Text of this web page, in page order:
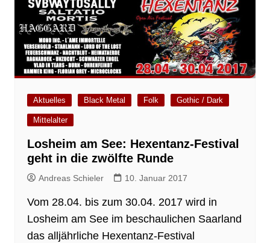
Aktuelles Black Metal Folk Gothic / Dark
Mittelalter
Losheim am See: Hexentanz-Festival
geht in die zwölfte Runde
Andreas Schieler 10. Januar 2017
Vom 28.04. bis zum 30.04. 2017 wird in
Losheim am See im beschaulichen Saarland
das alljährliche Hexentanz-Festival